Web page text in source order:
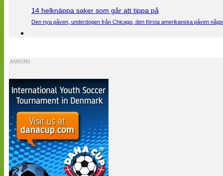
14 helknäppa saker som går att tippa på
Den nya påven, underdogen från Chicago, den första amerikanska påven
ANNONS